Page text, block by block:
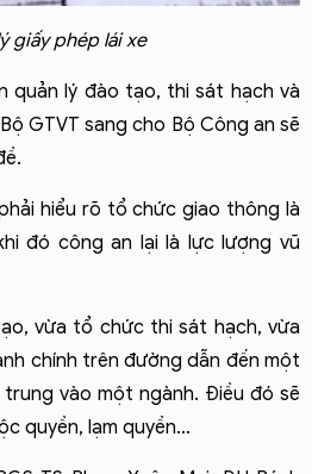
giấy phép lái xe
quản lý đào tạo, thi sát hạch và
GTVT sang cho Bộ Công an sẽ
hiểu rõ tổ chức giao thông là
đó công an lại là lực lượng vũ
vừa tổ chức thi sát hạch, vừa
chính trên đường dẫn đến một
vào một ngành. Điều đó sẽ
quyền, lạm quyền…